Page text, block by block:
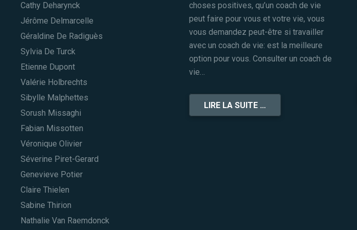
Cathy Deharynck
Jérôme Delmarcelle
Géraldine De Radiguès
Sylvia De Turck
Etienne Dupont
Valérie Holbrechts
Sibylle Malphettes
Sorush Missaghi
Fabian Missotten
Véronique Olivier
Séverine Piret-Gerard
Genevieve Potier
Claire Thielen
Sabine Thirion
Nathalie Van Raemdonck
choses positives, qu’un coach de vie
peut faire pour vous et votre vie, vous
vous demandez peut-être si travailler
avec un coach de vie: est la meilleure
option pour vous. Consulter un coach de
vie…
LIRE LA SUITE …